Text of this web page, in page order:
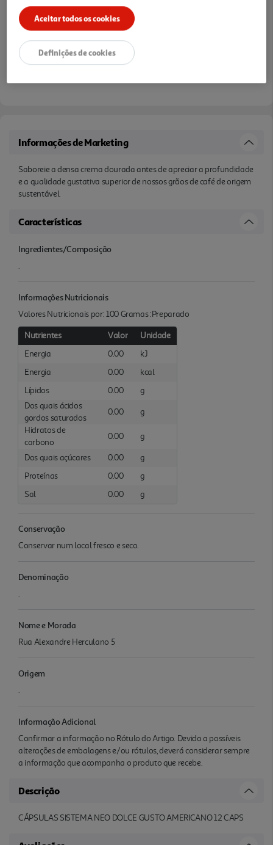
Notas de preparação
Informações de Marketing
Saboreie a densa crema dourada antes de apreciar a profundidade
e a qualidade gustativa superior de nossos grãos de café de origem
sustentável.
Características
Ingredientes/Composição
.
Informações Nutricionais
Valores Nutricionais por: 100 Gramas :Preparado
Nutrientes Valor
Unidade
Energia
0.00
kJ
Energia
0.00
kcal
Lípidos
0.00
g
Dos quais ácidos
gordos saturados
0.00
g
Hidratos de
carbono
0.00 g
Dos quais açúcares 0.00
g
Proteínas
0.00
g
Sal
0.00 g
Conservação
Conservar num local fresco e seco.
Denominação
.
Nome e Morada
Rua Alexandre Herculano 5
Origem
.
Informação Adicional
Confirmar a informação no Rótulo do Artigo. Devido a possíveis
alterações de embalagens e/ou rótulos, deverá considerar sempre
a informação que acompanha o produto que recebe.
Descrição
CÁPSULAS SISTEMA NEO DOLCE GUSTO AMERICANO 12 CAPS
Aceitar todos os cookies
Definições de cookies